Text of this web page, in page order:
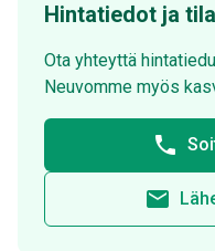
Hintatiedot ja
Ota yhteyttä
Neuvomme myös
phone
email